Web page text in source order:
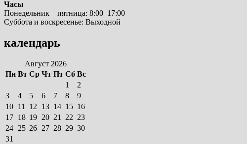
Часы
Понедельник—пятница: 8:00–17:00
Суббота и воскресенье: Выходной
календарь
Август 2026
Пн Вт Ср Чт Пт Сб Вс
1
2
3
4 5 6 7 8
9
10 11 12 13 14 15 16
17 18 19 20 21 22 23
24 25 26 27 28 29 30
31